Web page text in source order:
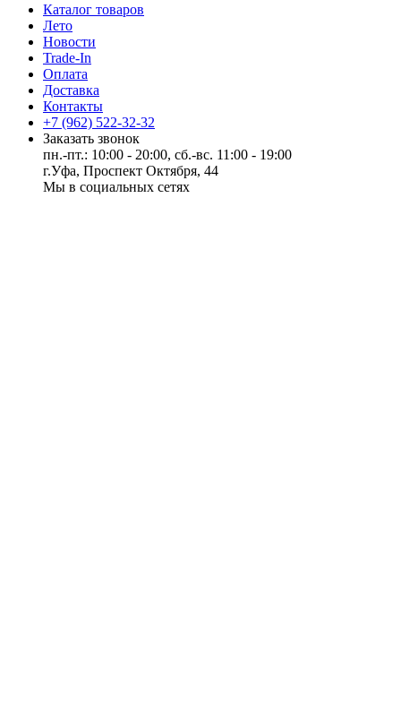
Каталог товаров
Лето
Новости
Trade-In
Оплата
Доставка
Контакты
+7 (962) 522-32-32
Заказать звонок
пн.-пт.: 10:00 - 20:00, сб.-вс. 11:00 - 19:00
г.Уфа, Проспект Октября, 44
Мы в социальных сетях